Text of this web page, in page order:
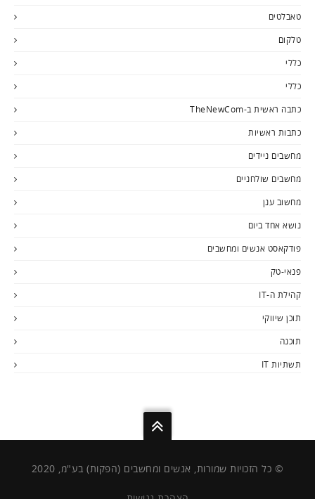
טאבלטים
טלקום
כללי
כללי
כתבה ראשית ב-TheNewCom
כתבות ראשיות
מחשבים ניידים
מחשבים שולחניים
מחשוב ענן
נושא אחד ביום
פודקאסט אנשים ומחשבים
פנאי-טק
קהילת ה-IT
תוכן שיווקי
תוכנה
תשתיות IT
© כל הזכויות שמורות, אנשים ומחשבים (הפקות) בע"מ, 2020